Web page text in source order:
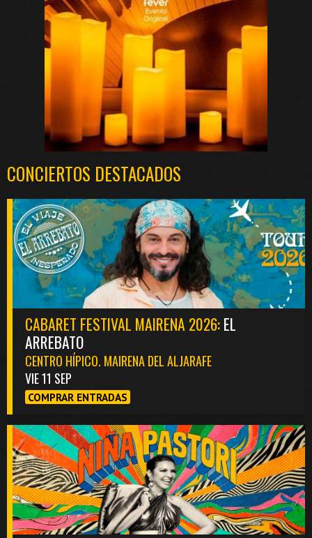
CONCIERTOS DESTACADOS
CABARET FESTIVAL MAIRENA 2026:EL
ARREBATO
CENTRO HÍPICO. MAIRENA DEL ALJARAFE
VIE 11 SEP
COMPRAR ENTRADAS